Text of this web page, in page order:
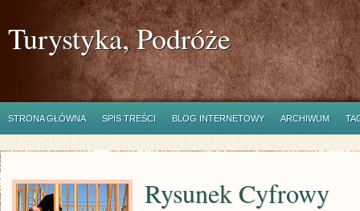
Turystyka, Podróże
STRONA GŁÓWNA SPIS TREŚCI BLOG INTERNETOWY ARCHIWUM
Rysunek Cyfrowy